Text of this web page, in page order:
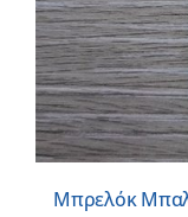
Μπρελόκ